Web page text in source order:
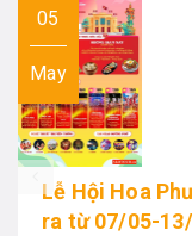
05
May
Lễ Hội Hoa
ra từ 07/05-